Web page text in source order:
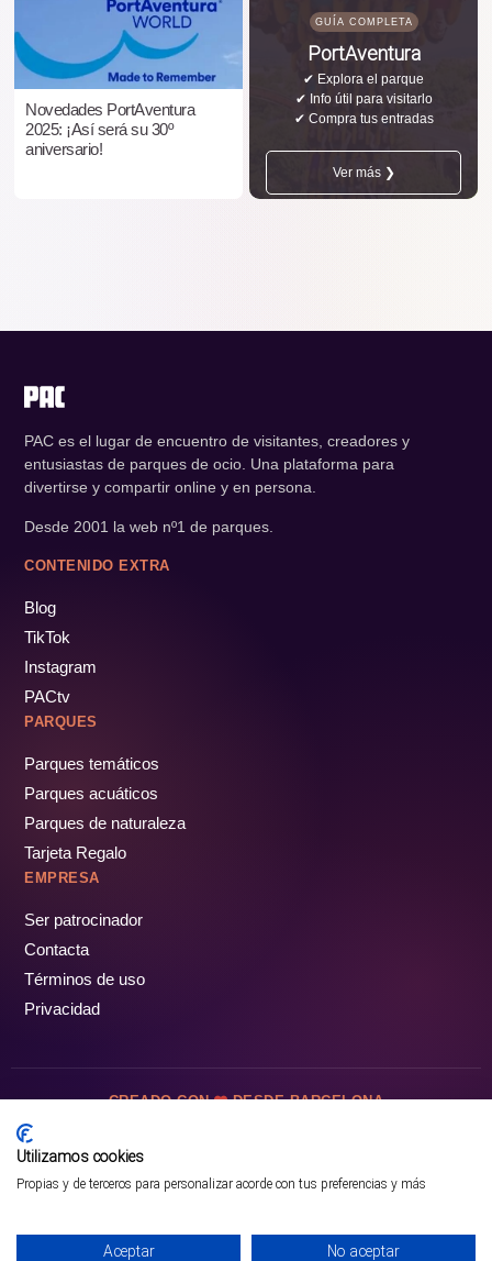
Novedades PortAventura
2025: ¡Así será su 30º
aniversario!
GUÍA COMPLETA
PortAventura
✔ Explora el parque
✔ Info útil para visitarlo
✔ Compra tus entradas
Ver más ❯
PAC es el lugar de encuentro de visitantes, creadores y
entusiastas de parques de ocio. Una plataforma para
divertirse y compartir online y en persona.
Desde 2001 la web nº1 de parques.
CONTENIDO EXTRA
Blog
TikTok
Instagram
PACtv
PARQUES
Parques temáticos
Parques acuáticos
Parques de naturaleza
Tarjeta Regalo
EMPRESA
Ser patrocinador
Contacta
Términos de uso
Privacidad
CREADO CON DESDE BARCELONA
Utilizamos cookies
Propias y de terceros para personalizar acorde con tus preferencias y más
Aceptar No aceptar